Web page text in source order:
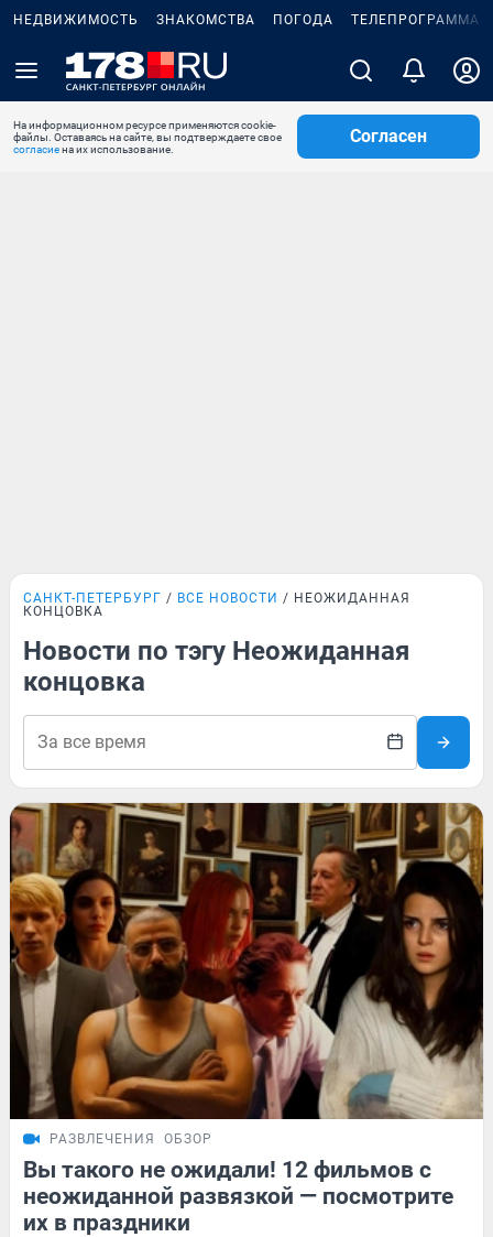
НЕДВИЖИМОСТЬ ЗНАКОМСТВА ПОГОДА ТЕЛЕПРОГРАММА
На информационном ресурсе применяются cookie-
файлы. Оставаясь на сайте, вы подтверждаете свое
согласиена их использование.
Согласен
САНКТ-ПЕТЕРБУРГ ВСЕ НОВОСТИ
НЕОЖИДАННАЯ
КОНЦОВКА
Новости по тэгу Неожиданная
концовка
РАЗВЛЕЧЕНИЯ ОБЗОР
Вы такого не ожидали! 12 фильмов с
неожиданной развязкой — посмотрите
их в праздники